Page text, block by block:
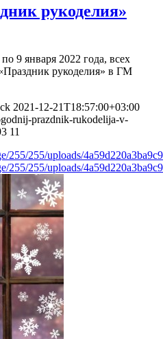
рукоделия»
9 января 2022 года, всех
рукоделия» в ГМ
2021-12-21T18:57:00+03:00
prazdnik-rukodelija-v-
11
255/255/uploads/
255/255/uploads/